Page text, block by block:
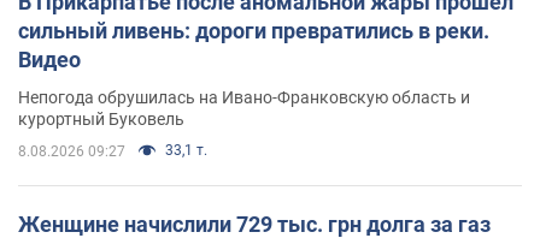
сильный ливень: дороги превратились в реки.
Видео
Непогода обрушилась на Ивано-Франковскую область и
курортный Буковель
8.08.2026 09:27 33,1 т.
Женщине начислили 729 тыс. грн долга за газ